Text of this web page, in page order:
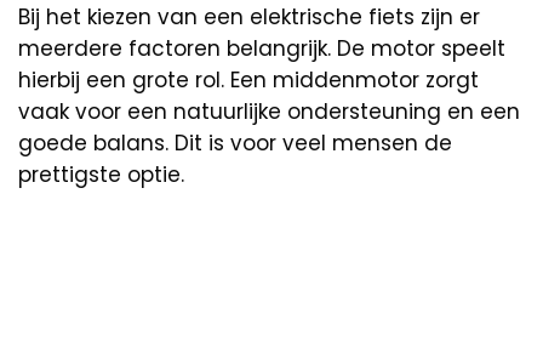
Bij het kiezen van een elektrische fiets zijn er
meerdere factoren belangrijk. De motor speelt
hierbij een grote rol. Een middenmotor zorgt
vaak voor een natuurlijke ondersteuning en een
goede balans. Dit is voor veel mensen de
prettigste optie.